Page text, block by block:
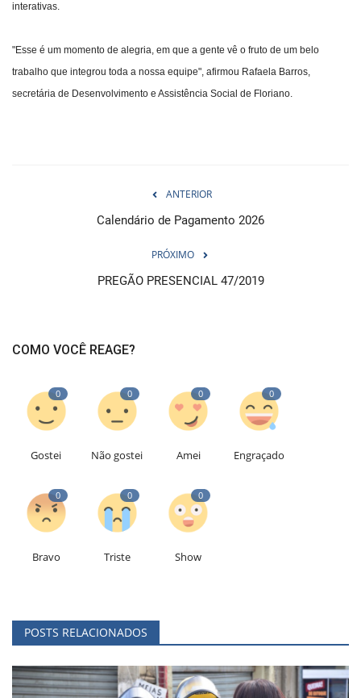
interativas.
"Esse é um momento de alegria, em que a gente vê o fruto de um belo
trabalho que integrou toda a nossa equipe", afirmou Rafaela Barros,
secretária de Desenvolvimento e Assistência Social de Floriano.
ANTERIOR
Calendário de Pagamento 2026
PRÓXIMO
PREGÃO PRESENCIAL 47/2019
COMO VOCÊ REAGE?
0
Gostei
0
Não gostei
0
Amei
0
Engraçado
0
Bravo
0
Triste
0
Show
POSTS RELACIONADOS